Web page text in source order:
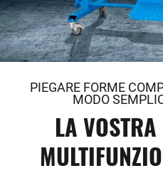
PIEGARE FORME
MODO
LA